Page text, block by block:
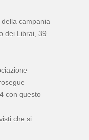
campania
dei Librai, 39
con questo
che si